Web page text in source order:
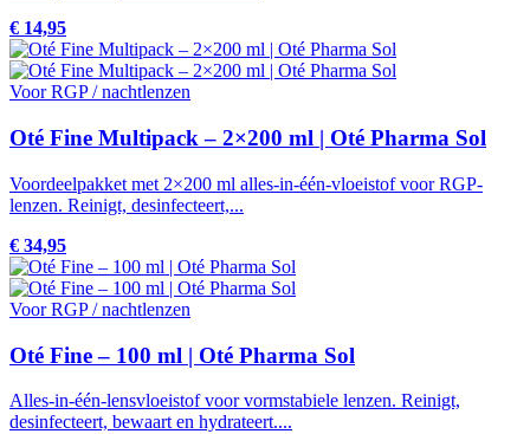
€ 14,95
Voor RGP / nachtlenzen
Oté Fine Multipack – 2×200 ml | Oté Pharma Sol
Voordeelpakket met 2×200 ml alles-in-één-vloeistof voor RGP-
lenzen. Reinigt, desinfecteert,...
€ 34,95
Voor RGP / nachtlenzen
Oté Fine – 100 ml | Oté Pharma Sol
Alles-in-één-lensvloeistof voor vormstabiele lenzen. Reinigt,
desinfecteert, bewaart en hydrateert....